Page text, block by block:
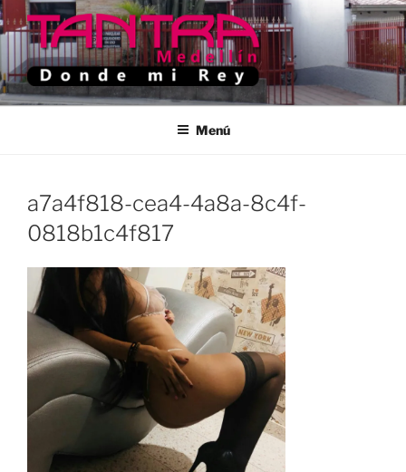
Saltar
al
contenido
TANTRA MEDELLIN
Donde Mi Rey
Menú
a7a4f818-cea4-4a8a-8c4f-
0818b1c4f817